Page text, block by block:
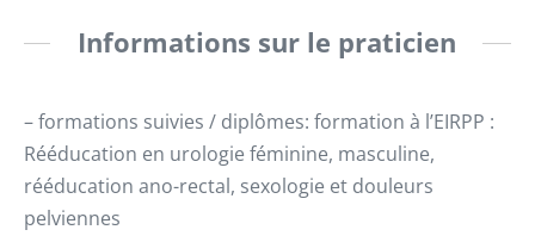
Informations sur le praticien
– formations suivies / diplômes: formation à l’EIRPP :
Rééducation en urologie féminine, masculine,
rééducation ano-rectal, sexologie et douleurs
pelviennes